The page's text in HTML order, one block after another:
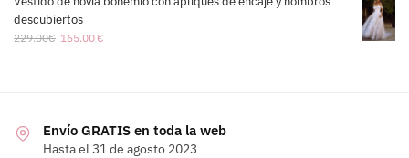
descubiertos
229.00€ 165.00€
Envío GRATIS en toda la web
Hasta el 31 de agosto 2023